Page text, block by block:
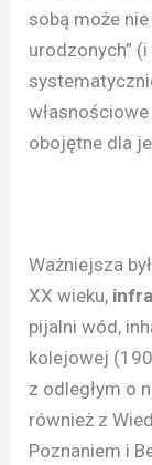
sobą może nie
urodzonych”
obojętne dla
Ważniejsza
XX wieku,
pijalni wód,
kolejowej
z odległym o
również z
Poznaniem i